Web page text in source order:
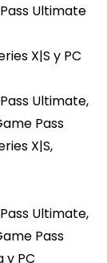
Ultimate
X|S y PC
Ultimate,
Pass
X|S,
Ultimate,
Pass
y PC